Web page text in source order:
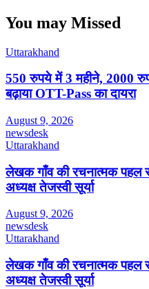
You may Missed
Uttarakhand
550 रुपये में 3 महीने, 2000
बढ़ाया OTT-Pass का दायरा
August 9, 2026
newsdesk
Uttarakhand
लेखक गाँव की रचनात्मक पहल से
अध्यक्ष तेजस्वी सूर्या
August 9, 2026
newsdesk
Uttarakhand
लेखक गाँव की रचनात्मक पहल से
अध्यक्ष तेजस्वी सूर्या